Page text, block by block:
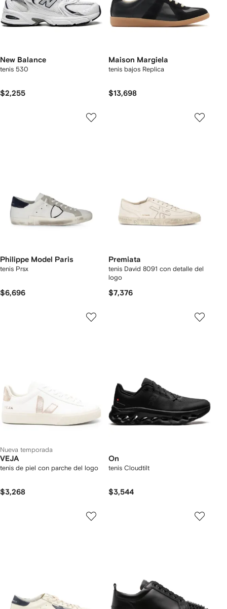
New Balance
tenis 530
$2,255
Maison Margiela
tenis bajos Replica
$13,698
Philippe Model Paris
tenis Prsx
$6,696
Premiata
tenis David 8091 con detalle del
logo
$7,376
Nueva temporada
VEJA
tenis de piel con parche del logo
$3,268
On
tenis Cloudtilt
$3,544